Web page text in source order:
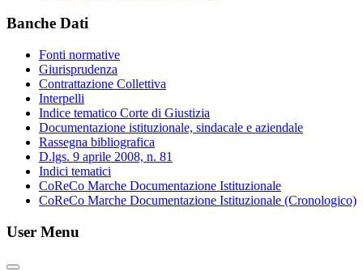
Banche Dati
Fonti normative
Giurisprudenza
Contrattazione Collettiva
Interpelli
Indice tematico Corte di Giustizia
Documentazione istituzionale, sindacale e aziendale
Rassegna bibliografica
D.lgs. 9 aprile 2008, n. 81
Indici tematici
CoReCo Marche Documentazione Istituzionale
CoReCo Marche Documentazione Istituzionale (Cronologico)
User Menu